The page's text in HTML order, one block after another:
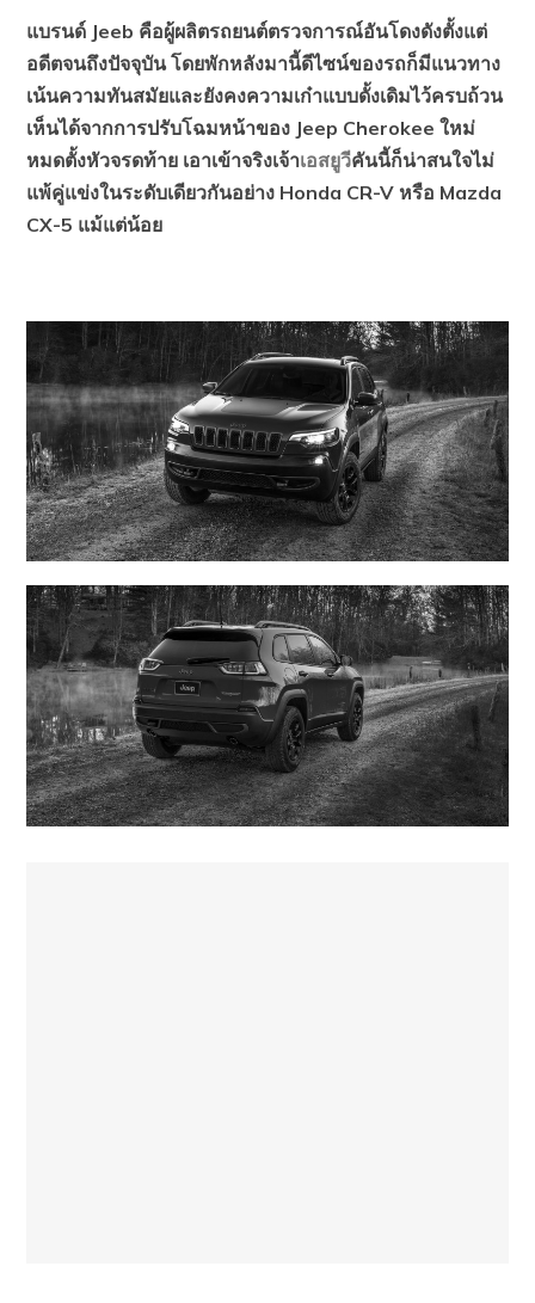
แบรนด์ Jeeb คือผู้ผลิตรถยนต์ตรวจการณ์อันโดงดังตั้งแต่
อดีตจนถึงปัจจุบัน โดยพักหลังมานี้ดีไซน์ของรถก็มีแนวทาง
เน้นความทันสมัยและยังคงความเก๋าแบบดั้งเดิมไว้ครบถ้วน
เห็นได้จากการปรับโฉมหน้าของ Jeep Cherokee ใหม่
หมดตั้งหัวจรดท้าย เอาเข้าจริงเจ้าเอสยูวีคันนี้ก็น่าสนใจไม่
แพ้คู่แข่งในระดับเดียวกันอย่าง Honda CR-V หรือ Mazda
CX-5 แม้แต่น้อย